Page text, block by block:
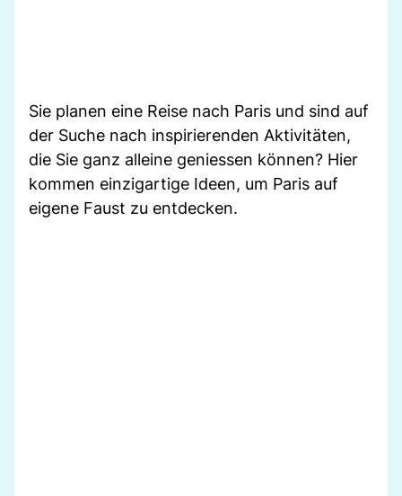
Sie planen eine Reise nach Paris und sind auf
der Suche nach inspirierenden Aktivitäten,
die Sie ganz alleine geniessen können? Hier
kommen einzigartige Ideen, um Paris auf
eigene Faust zu entdecken.